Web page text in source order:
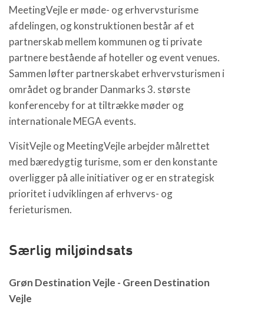
MeetingVejle er møde- og erhvervsturisme
afdelingen, og konstruktionen består af et
partnerskab mellem kommunen og ti private
partnere bestående af hoteller og event venues.
Sammen løfter partnerskabet erhvervsturismen i
området og brander Danmarks 3. største
konferenceby for at tiltrække møder og
internationale MEGA events.
VisitVejle og MeetingVejle arbejder målrettet
med bæredygtig turisme, som er den konstante
overligger på alle initiativer og er en strategisk
prioritet i udviklingen af erhvervs- og
ferieturismen.
Særlig miljøindsats
Grøn Destination Vejle - Green Destination
Vejle